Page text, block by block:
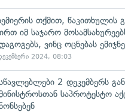
თქმით, წაკითხულის
იმ საჯარო
ვინც ოცნებას
2024, 08:03
2 დეკემბერს
საპროტესტო